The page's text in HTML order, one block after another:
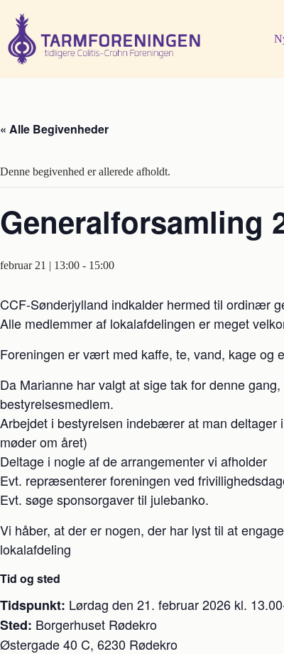
indhold
« Alle Begivenheder
Denne begivenhed er allerede afholdt.
Generalforsamling
februar 21 | 13:00 - 15:00
CCF-Sønderjylland indkalder hermed til ordinær
Alle medlemmer af lokalafdelingen er meget
Foreningen er vært med kaffe, te, vand, kage og
Da Marianne har valgt at sige tak for denne
bestyrelsesmedlem.
Arbejdet i bestyrelsen indebærer at man deltager
møder om året)
Deltage i nogle af de arrangementer vi afholder
Evt. repræsenterer foreningen ved
Evt. søge sponsorgaver til julebanko.
Vi håber, at der er nogen, der har lyst til at
lokalafdeling
Tid og sted
Tidspunkt: Lørdag den 21. februar 2026 kl.
Sted: Borgerhuset Rødekro
Østergade 40 C, 6230 Rødekro